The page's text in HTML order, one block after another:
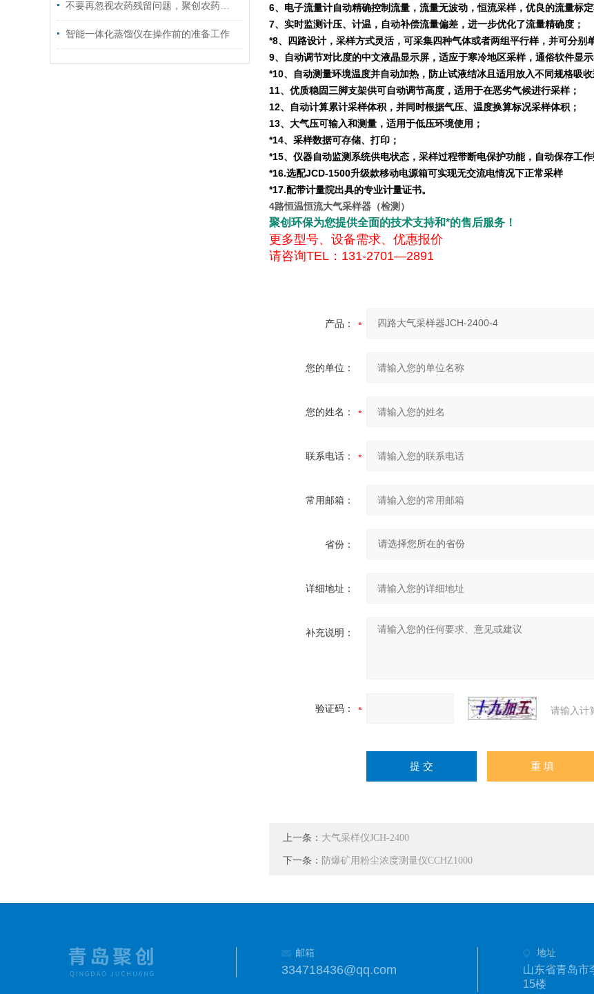
不要再忽视农药残留问题，聚创农药残留检测仪来帮您！
智能一体化蒸馏仪在操作前的准备工作
6、电子流量计自动精确控制流量，流量无波动，恒流采样，优良的流量标
7、实时监测计压、计温，自动补偿流量偏差，进一步优化了流量精确度；
*8、四路设计，采样方式灵活，可采集四种气体或者两组平行样，并可分别
9、自动调节对比度的中文液晶显示屏，适应于寒冷地区采样，通俗软件显
*10、自动测量环境温度并自动加热，防止试液结冰且适用放入不同规格吸收
11、优质稳固三脚支架供可自动调节高度，适用于在恶劣气候进行采样；
12、自动计算累计采样体积，并同时根据气压、温度换算标况采样体积；
13、大气压可输入和测量，适用于低压环境使用；
*14、采样数据可存储、打印；
*15、仪器自动监测系统供电状态，采样过程带断电保护功能，自动保存工作
*16.选配JCD-1500升级款移动电源箱可实现无交流电情况下正常采样
*17.配带计量院出具的专业计量证书。
4路恒温恒流大气采样器（检测）
聚创环保为您提供全面的技术支持和*的售后服务！
更多型号、设备需求、优惠报价
请咨询TEL：131-2701—2891
产品：
您的单位：
您的姓名：
联系电话：
常用邮箱：
省份：
详细地址：
补充说明：
验证码： 请输入计
上一条： 大气采样仪JCH-2400
下一条： 防爆矿用粉尘浓度测量仪CCHZ1000
邮箱
334718436@qq.com
地址
山东省青岛市
15楼